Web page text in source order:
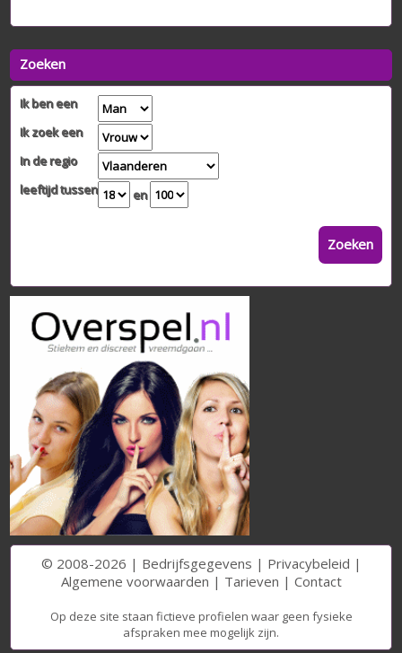
Zoeken
Ik ben een
Ik zoek een
In de regio
leeftijd tussen
en
Zoeken
© 2008-2026 | Bedrijfsgegevens | Privacybeleid |
Algemene voorwaarden | Tarieven | Contact
Op deze site staan fictieve profielen waar geen fysieke
afspraken mee mogelijk zijn.